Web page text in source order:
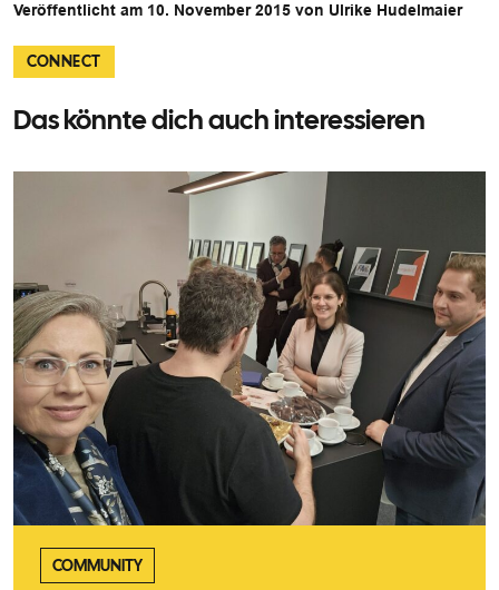
Veröffentlicht am 10. November 2015 von Ulrike Hudelmaier
CONNECT
Das könnte dich auch interessieren
COMMUNITY